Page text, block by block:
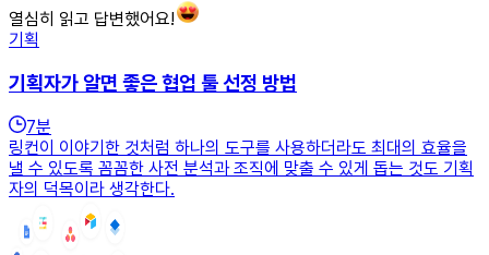
열심히 읽고 답변했어요!
기획
기획자가 알면 좋은 협업 툴 선정 방법
7분
링컨이 이야기한 것처럼 하나의 도구를 사용하더라도 최대의 효율을
낼 수 있도록 꼼꼼한 사전 분석과 조직에 맞출 수 있게 돕는 것도 기획
자의 덕목이라 생각한다.